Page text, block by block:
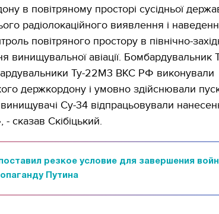
в повітряному просторі сусідньої
радіолокаційного виявлення і
повітряного простору в північно-
винищувальної авіації. Бомбардувальник
Ту-22М3 ВКС РФ виконували
держкордону і умовно здійснювали
Су-34 відпрацьовували
сказав Скібіцький.
резкое условие для завершения
Путина